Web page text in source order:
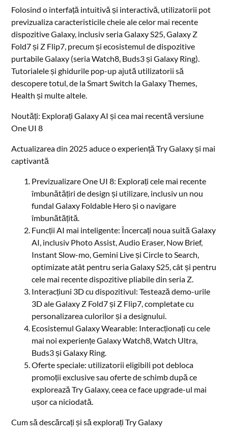
Folosind o interfață intuitivă și interactivă, utilizatorii pot
previzualiza caracteristicile cheie ale celor mai recente
dispozitive Galaxy, inclusiv seria Galaxy S25, Galaxy Z
Fold7 și Z Flip7, precum și ecosistemul de dispozitive
purtabile Galaxy (seria Watch8, Buds3 și Galaxy Ring).
Tutorialele și ghidurile pop-up ajută utilizatorii să
descopere totul, de la Smart Switch la Galaxy Themes,
Health și multe altele.
Noutăți: Explorați Galaxy AI și cea mai recentă versiune
One UI 8
Actualizarea din 2025 aduce o experiență Try Galaxy și mai
captivantă
Previzualizare One UI 8: Explorați cele mai recente
îmbunătățiri de design și utilizare, inclusiv un nou
fundal Galaxy Foldable Hero și o navigare
îmbunătățită.
Funcții AI mai inteligente: Încercați noua suită Galaxy
AI, inclusiv Photo Assist, Audio Eraser, Now Brief,
Instant Slow-mo, Gemini Live și Circle to Search,
optimizate atât pentru seria Galaxy S25, cât și pentru
cele mai recente dispozitive pliabile din seria Z.
Interacțiuni 3D cu dispozitivul: Testează demo-urile
3D ale Galaxy Z Fold7 și Z Flip7, completate cu
personalizarea culorilor și a designului.
Ecosistemul Galaxy Wearable: Interacționați cu cele
mai noi experiențe Galaxy Watch8, Watch Ultra,
Buds3 și Galaxy Ring.
Oferte speciale: utilizatorii eligibili pot debloca
promoții exclusive sau oferte de schimb după ce
explorează Try Galaxy, ceea ce face upgrade-ul mai
ușor ca niciodată.
Cum să descărcați și să explorați Try Galaxy